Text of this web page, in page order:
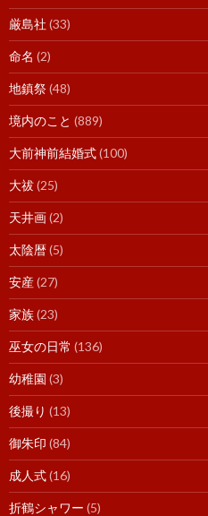
厳島社 (33)
命名 (2)
地鎮祭(48)
境内のこと (889)
大前神前結婚式(100)
大祓(25)
天井画(2)
太陰暦(5)
安産(27)
家族(23)
巫女の日常 (136)
幼稚園 (3)
後撮り (13)
御朱印 (84)
成人式(16)
折鶴シャワー (5)